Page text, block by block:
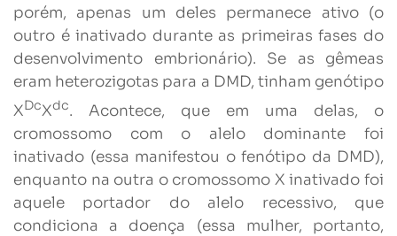
porém, apenas um deles permanece ativo (o
outro é inativado durante as primeiras fases do
desenvolvimento embrionário). Se as gêmeas
eram heterozigotas para a DMD, tinham genótipo
XDcXdc. Acontece, que em uma delas, o
cromossomo com o alelo dominante foi
inativado (essa manifestou o fenótipo da DMD),
enquanto na outra o cromossomo X inativado foi
aquele portador do alelo recessivo, que
condiciona a doença (essa mulher, portanto,